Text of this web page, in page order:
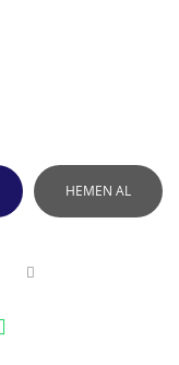
HEMEN AL